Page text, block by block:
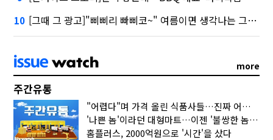
10 [그때 그 광고]"삐삐리 빠삐코~" 여름이면 생각나는 그 노래
more
주간유통
"어렵다"며 가격 올린 식품사들…진짜 어려운 거 맞아?
'나쁜 놈'이라던 대형마트…이젠 '불쌍한 놈' 됐다
홈플러스, 2000억원으로 '시간'을 샀다